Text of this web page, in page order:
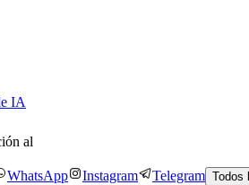
IA
al
WhatsApp Instagram Telegram Todos